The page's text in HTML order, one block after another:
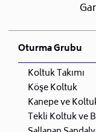
Oturma Grubu
Koltuk Takımı
Köşe Koltuk
Kanepe ve
Tekli Koltuk ve